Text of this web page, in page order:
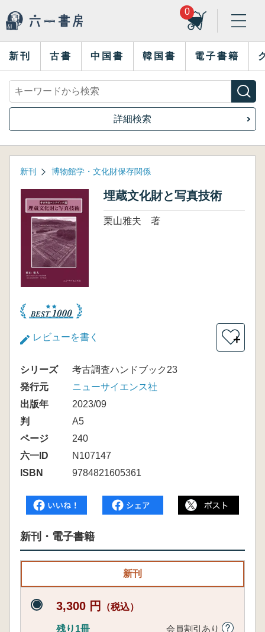
0
新刊 古書 中国書 韓国書 電子書籍
詳細検索
新刊 博物館学・文化財保存関係
埋蔵文化財と写真技術
栗山雅夫 著
レビューを書く ＋
シリーズ
考古調査ハンドブック23
発行元
ニューサイエンス社
出版年
2023/09
判
A5
ページ
240
六一ID
N107147
ISBN
9784821605361
新刊・電子書籍
新刊
3,300 円 （税込）
残り1冊 会員割引あり